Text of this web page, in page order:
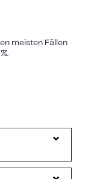
meisten Fällen